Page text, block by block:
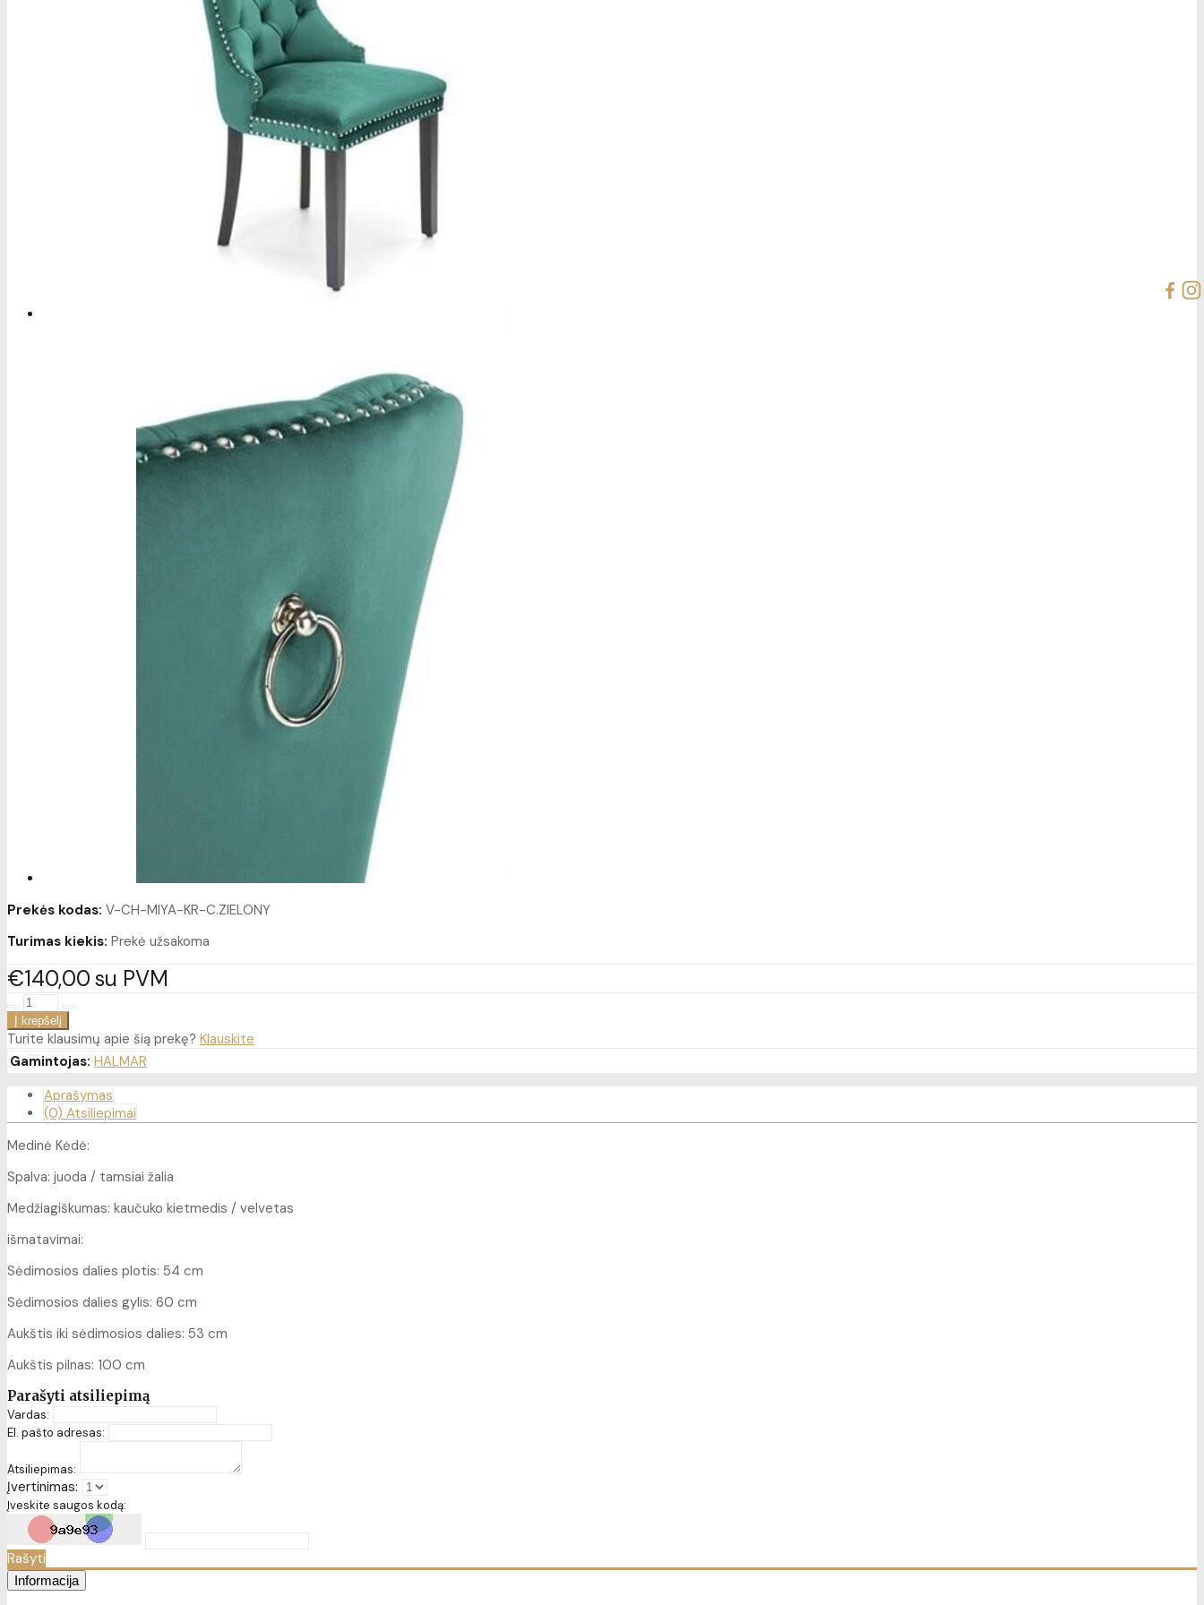
Prekės kodas: V-CH-MIYA-KR-C.ZIELONY
Turimas kiekis: Prekė užsakoma
€14000su PVM
Turite klausimų apie šią prekę? Klauskite
Gamintojas: HALMAR
Aprašymas
(0) Atsiliepimai
Medinė Kėdė:
Spalva: juoda / tamsiai žalia
Medžiagiškumas: kaučuko kietmedis / velvetas
išmatavimai:
Sėdimosios dalies plotis: 54 cm
Sėdimosios dalies gylis: 60 cm
Aukštis iki sėdimosios dalies: 53 cm
Aukštis pilnas: 100 cm
Parašyti atsiliepimą
Vardas:
El. pašto adresas:
Atsiliepimas:
Įvertinimas:
Įveskite saugos kodą:
Rašyti
Informacija